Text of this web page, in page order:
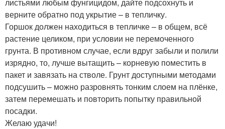
верните обратно под укрытие – в тепличку.
Горшок должен находиться в тепличке – в общем, всё
растение целиком, при условии не перемоченного
грунта. В противном случае, если вдруг забыли и полили
изрядно, то, лучше вытащить – корневую поместить в
пакет и завязать на стволе. Грунт доступными методами
подсушить – можно разровнять тонким слоем на плёнке,
затем перемешать и повторить попытку правильной
посадки.
Желаю удачи!